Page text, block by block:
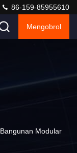
86-159-85955610
Mengobrol
Bangunan Modular